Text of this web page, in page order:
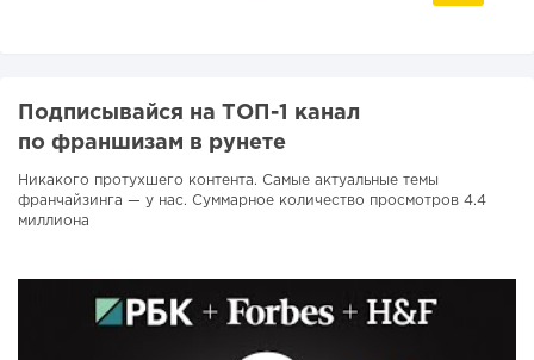
Подписывайся на ТОП-1 канал
по франшизам в рунете
Никакого протухшего контента. Самые актуальные темы
франчайзинга — у нас. Суммарное количество просмотров 4.4
миллиона